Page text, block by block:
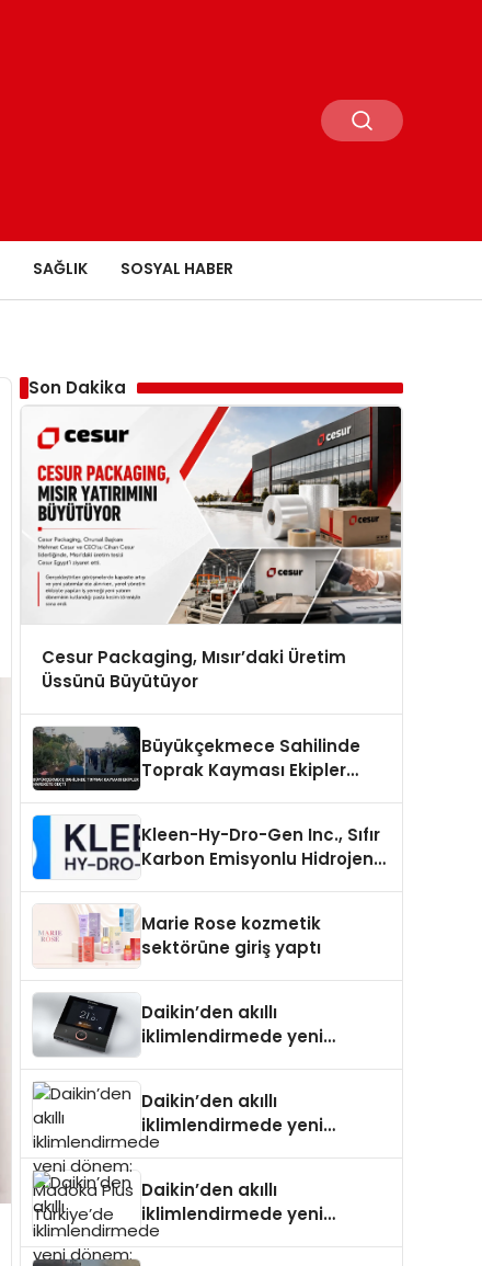
SAĞLIK SOSYAL HABER
Son Dakika
Cesur Packaging, Mısır’daki Üretim
Üssünü Büyütüyor
Büyükçekmece Sahilinde
Toprak Kayması Ekipler
Kleen-Hy-Dro-Gen Inc., Sıfır
Karbon Emisyonlu Hidrojen
Aldı
Marie Rose kozmetik
sektörüne giriş yaptı
Daikin’den akıllı
iklimlendirmede yeni
Daikin’den akıllı
iklimlendirmede yeni
dönem: Madoka Plus
Daikin’den akıllı
iklimlendirmede yeni
dönem: Madoka Plus